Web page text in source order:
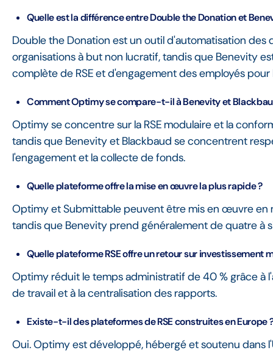
Quelle est la différence entre Double the Donation et
Double the Donation est un outil d'automatisation des
organisations à but non lucratif, tandis que Benevity
complète de RSE et d'engagement des employés
Comment Optimy se compare-t-il à Benevity et
Optimy se concentre sur la RSE modulaire et la
tandis que Benevity et Blackbaud se concentrent
l'engagement et la collecte de fonds.
Quelle plateforme offre la mise en œuvre la plus rapide ?
Optimy et Submittable peuvent être mis en œuvre en
tandis que Benevity prend généralement de quatre à
Quelle plateforme RSE offre un retour sur investissement
Optimy réduit le temps administratif de 40 % grâce à
de travail et à la centralisation des rapports.
Existe-t-il des plateformes de RSE construites en Europe
Oui. Optimy est développé, hébergé et soutenu dans